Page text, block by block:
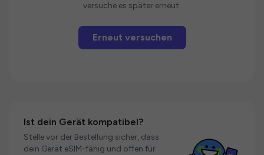
versuche es später erneut.
Erneut versuchen
Ist dein Gerät kompatibel?
Stelle vor der Bestellung sicher, dass
dein Gerät eSIM-fähig und offen für